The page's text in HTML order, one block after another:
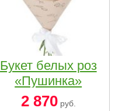
Букет белых роз
«Пушинка»
2 870руб.